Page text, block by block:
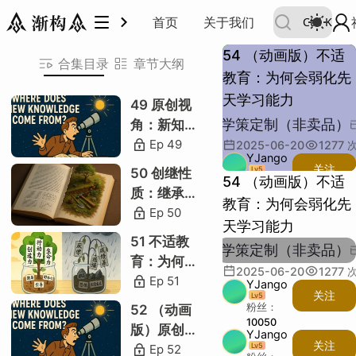
首页 关于我们 Ctrl K
渐构·学策定制（非卖品）
合集目录 章节大纲
共 2 节
H 1 不适教育
感觉来源
弱化现象
先天本能
概念错位
方法错位
动机错位
普遍结果
社会改造
49 原创视
角：新知识
到底从何而
来
Ep 49
50 创继性
质：继承和
创造的优劣
Ep 50
51 不适教
育：为何会
弱化先天学
习能力
Ep 51
52 （动画
版）原创视
角：新知识
Ep 52
54 （动画版）不适
教育：为何会弱化先
天学习能力
渐构·学策定制（非卖品）
2025-06-20 1277
YJango
Lv5
粉丝：
10050
关注
主题：
描述：
类比：
其他：
段落：
字数：
立即购买
54 （动画版）不适
教育：为何会弱化先
天学习能力
渐构·学策定制（非卖品）
2025-06-20 1277
YJango
Lv5
粉丝：
10050
关注
YJango
Lv5 关注